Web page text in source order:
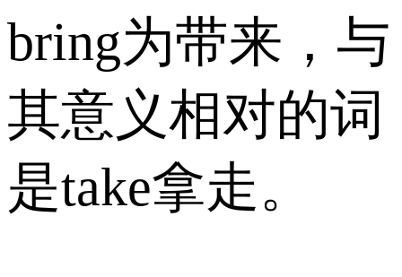
bring为带来，与
其意义相对的词
是take拿走。